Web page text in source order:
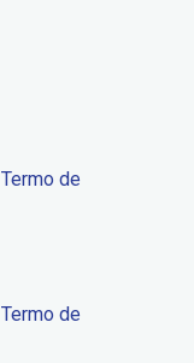
Termo de
Termo de